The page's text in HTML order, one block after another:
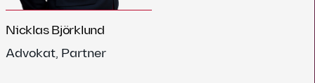
Nicklas Björklund
Advokat, Partner